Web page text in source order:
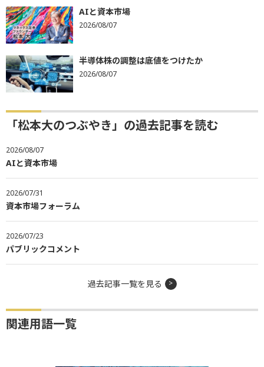
AIと資本市場
2026/08/07
半導体株の調整は底値をつけたか
2026/08/07
「松本大のつぶやき」の過去記事を読む
2026/08/07
AIと資本市場
2026/07/31
資本市場フォーラム
2026/07/23
パブリックコメント
過去記事一覧を見る
関連用語一覧